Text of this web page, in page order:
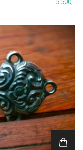
5 500,-